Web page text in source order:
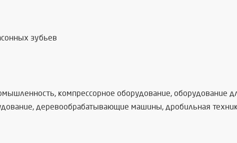
зубьев
компрессорное оборудование, оборудование
деревообрабатывающие машины, дробильная